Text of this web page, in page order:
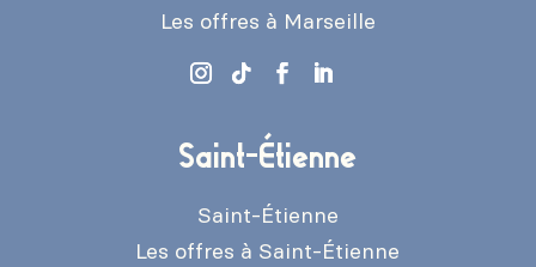
Les offres à Marseille
Saint-Étienne
Saint-Étienne
Les offres à Saint-Étienne